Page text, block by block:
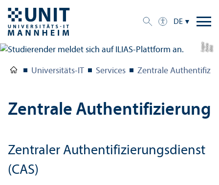
DE
Bil
d:
A
n
n
aL
o
g
u
e
Universitäts-IT Services Zentrale
Zentrale Authentifizierung
Zentraler Authentifizierungs­dienst
(CAS)